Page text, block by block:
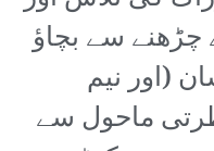
چڑھنے سے بچاؤ
(اور نیم
ماحول سے